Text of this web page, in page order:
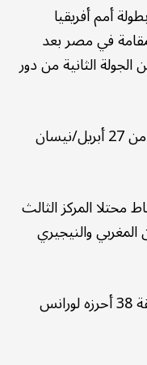
أمم أفريقيا
تحت 20 عاما المقامة في مصر بعد
الأحد ضمن الجولة الثانية من دور
وتستضيف مصر البطولة في الفترة من 27 أبريل/نيسان
تونس رصيده إلى 3 نقاط محتلا المركز الثالث
والنيجيري
تقدم منتخب كينيا بهدف في الدقيقة 38 أحرزه لورانس